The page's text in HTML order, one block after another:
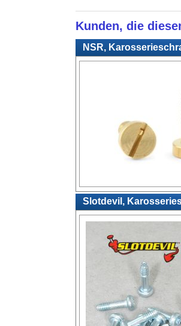
Kunden, die
NSR,
Slotdevil,